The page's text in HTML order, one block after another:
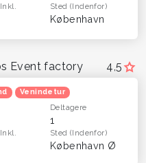
Inkl.
Sted(Indenfor)
København
4,5
Event factory
Venindetur
Deltagere
1
Inkl.
Sted(Indenfor)
København Ø